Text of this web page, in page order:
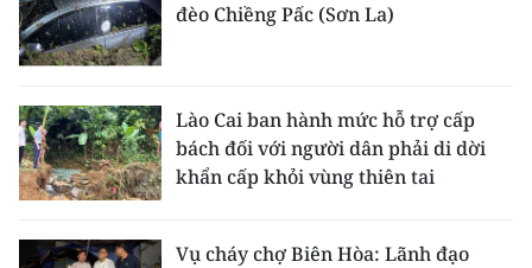
đèo Chiềng Pấc (Sơn La)
Lào Cai ban hành mức hỗ trợ cấp
bách đối với người dân phải di dời
khẩn cấp khỏi vùng thiên tai
Vụ cháy chợ Biên Hòa: Lãnh đạo